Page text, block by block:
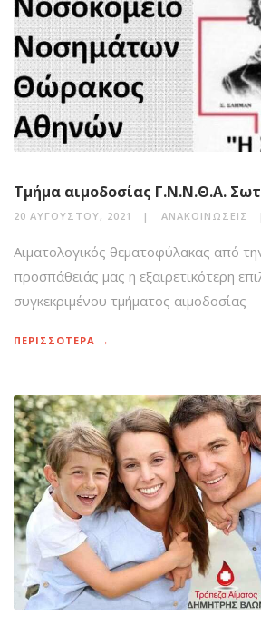
Τμήμα αιμοδοσίας Γ.Ν.Ν.Θ.Α.
20 ΑΥΓΟΎΣΤΟΥ, 2021 ΑΝΑΚΟΙΝΏΣΕΙΣ
Αιματολογικός θεματοφύλακας από
προσπάθειάς μας η εξαιρετικότερη
συγκεκριμένου τμήματος αιμοδοσίας
ΠΕΡΙΣΣΟΤΕΡΑ →